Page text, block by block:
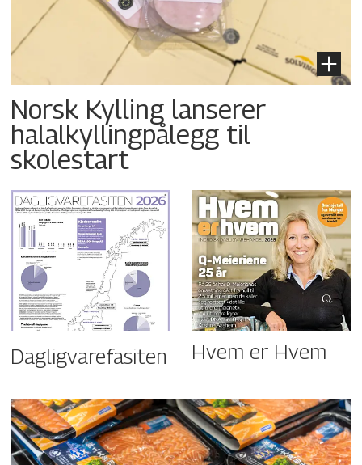
Norsk Kylling lanserer
halalkyllingpålegg til
skolestart
Dagligvarefasiten Hvem er Hvem